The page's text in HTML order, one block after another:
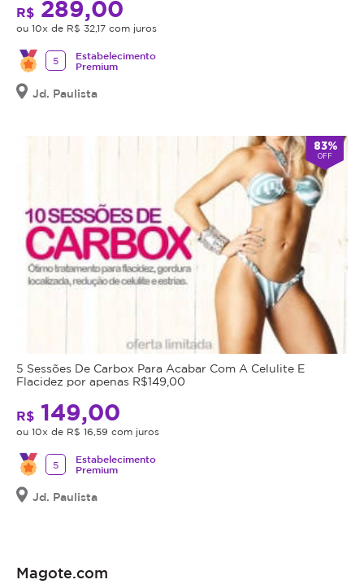
R$ 289,00
ou 10x de R$ 32,17 com juros
5
Estabelecimento
Premium
Jd. Paulista
83%
OFF
5 Sessões De Carbox Para Acabar Com A Celulite E
Flacidez por apenas R$149,00
R$ 149,00
ou 10x de R$ 16,59 com juros
5
Estabelecimento
Premium
Jd. Paulista
Magote.com